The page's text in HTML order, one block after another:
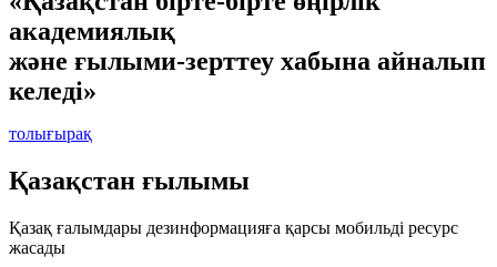
академиялық
және ғылыми-зерттеу хабына айналып
келеді»
толығырақ
Қазақстан ғылымы
Қазақ ғалымдары дезинформацияға қарсы мобильді ресурс
жасады